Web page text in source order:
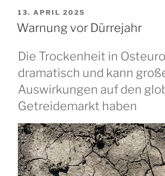
VERÖFFENTLICHT
AM
13. APRIL 2025
Warnung vor Dürrejahr
Die Trockenheit in
dramatisch und kann
Auswirkungen auf den
Getreidemarkt haben